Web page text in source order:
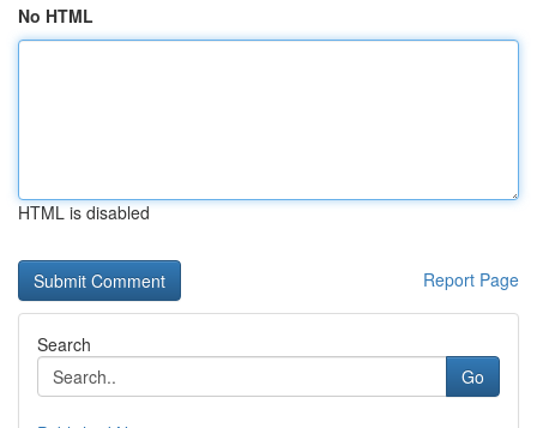
No HTML
HTML is disabled
Report Page
Search
Go